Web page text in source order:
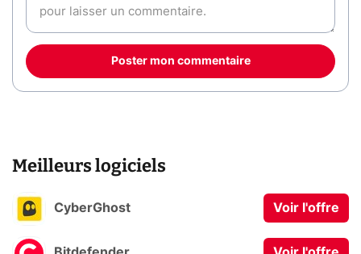
Poster mon commentaire
Meilleurs logiciels
CyberGhost Voir l'offre